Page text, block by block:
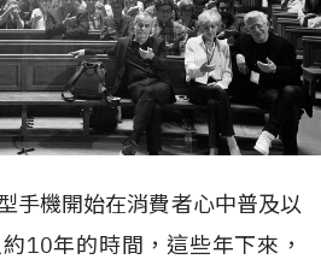
手機開始在消費者心中普及以
10年的時間，這些年下來，